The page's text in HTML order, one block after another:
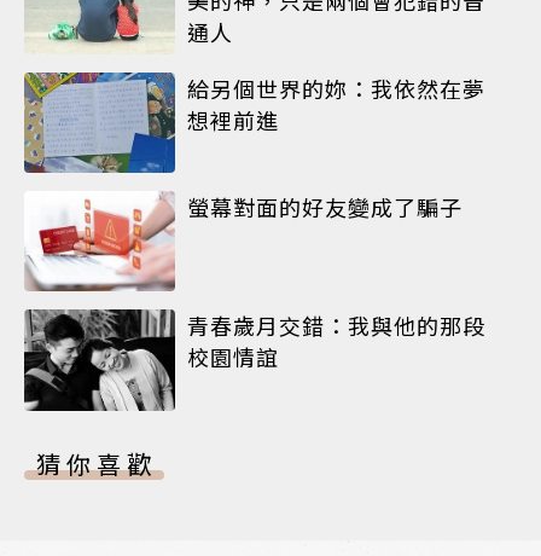
通人
給另個世界的妳：我依然在夢
想裡前進
螢幕對面的好友變成了騙子
青春歲月交錯：我與他的那段
校園情誼
猜你喜歡